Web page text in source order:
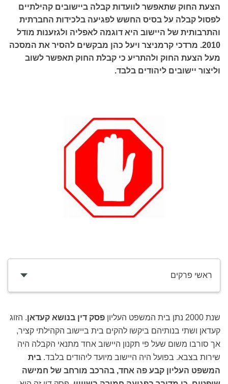
הצעת החוק שתאפשר לוועדות קבלה ביישובים קהילתיים
לפסול קבלה על בסיס החשש לפגיעה בלכידות החברתית
והתרבותית של היישוב היא דוגמה לאפליה ולגזענות מודל
2010. מרדכי קרמניצר ויעל כהן מבקשים להסיר את המסכה
מעל הצעת החוק ולהתריע כי קבלת החוק תאפשר לשוב
וליצור יישובים ליהודים בלבד.
ראשי פרקים
שנת 2000 נתן בית המשפט העליון פסק דין בנושא קעדאן. הזוג
קעדאן ושתי בנותיהם ביקשו להקים בית ביישוב הקהילתי קציר,
אך סורבו משום שעל פי תקנון היישוב אחד מתנאי הקבלה היה
שירות בצבא. בפועל היה היישוב מיועד ליהודים בלבד. בית
המשפט העליון קבע פה אחד, בהרכב מורחב של חמישה